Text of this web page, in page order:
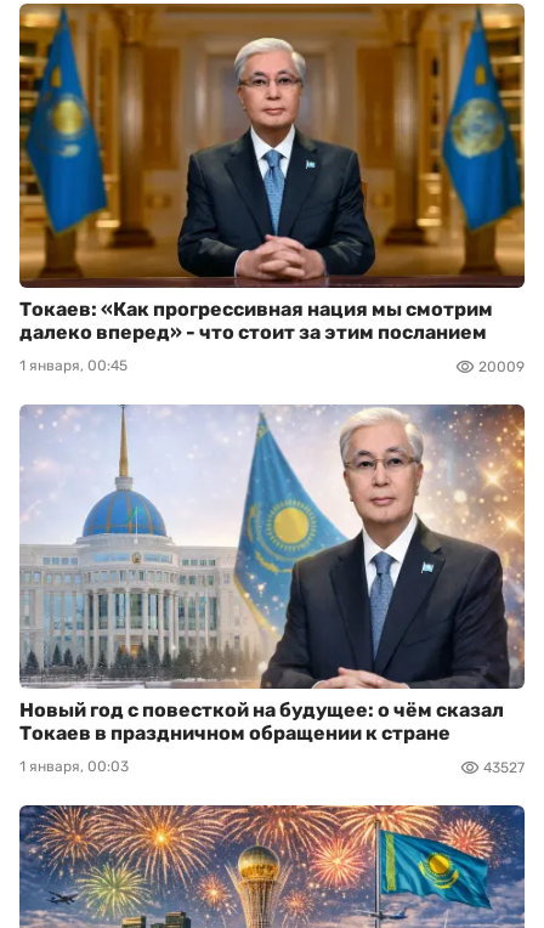
Токаев: «Как прогрессивная нация мы смотрим
далеко вперед» - что стоит за этим посланием
1 января, 00:45 20009
Новый год с повесткой на будущее: о чём сказал
Токаев в праздничном обращении к стране
1 января, 00:03 43527